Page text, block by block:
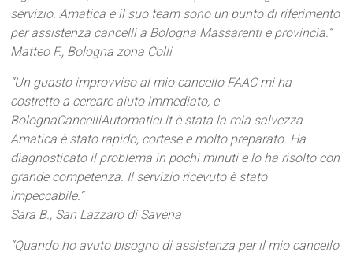
servizio. Amatica e il suo team sono un punto di riferimento
per assistenza cancelli a Bologna Massarenti e provincia.”
Matteo F., Bologna zona Colli
“Un guasto improvviso al mio cancello FAAC mi ha
costretto a cercare aiuto immediato, e
BolognaCancelliAutomatici.it è stata la mia salvezza.
Amatica è stato rapido, cortese e molto preparato. Ha
diagnosticato il problema in pochi minuti e lo ha risolto con
grande competenza. Il servizio ricevuto è stato
impeccabile.”
Sara B., San Lazzaro di Savena
“Quando ho avuto bisogno di assistenza per il mio cancello